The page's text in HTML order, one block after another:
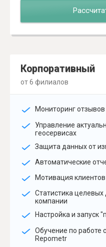
Корпоративный
от 6 филиалов
Мониторинг отзывов
Управление
геосервисах
Защита данных от
Автоматические
Мотивация
Статистика целевых
компании
Настройка и запуск
Обучение по работе
Repometr